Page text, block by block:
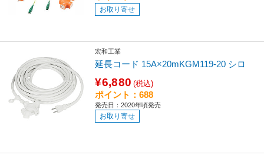
お取り寄せ
宏和工業
延長コード 15A×20mKGM119-20 シロ
¥6,880 (税込)
ポイント：688
発売日：2020年頃発売
お取り寄せ